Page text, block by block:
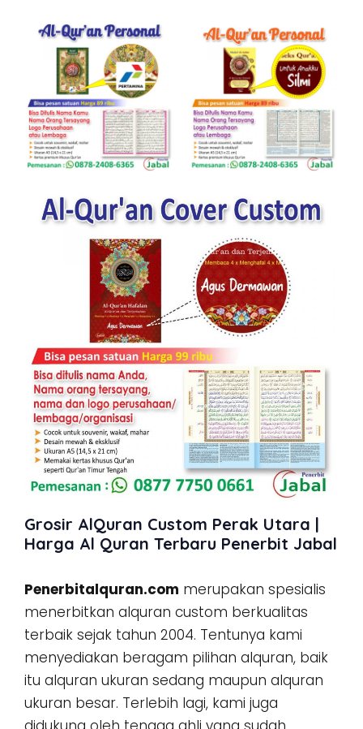
Grosir AlQuran Custom Perak Utara |
Harga Al Quran Terbaru Penerbit Jabal
Penerbitalquran.com merupakan spesialis
menerbitkan alquran custom berkualitas
terbaik sejak tahun 2004. Tentunya kami
menyediakan beragam pilihan alquran, baik
itu alquran ukuran sedang maupun alquran
ukuran besar. Terlebih lagi, kami juga